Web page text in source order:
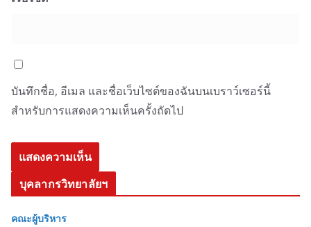
บันทึกชื่อ, อีเมล และชื่อเว็บไซต์ของฉันบนเบราว์เซอร์นี้
สำหรับการแสดงความเห็นครั้งถัดไป
บุคลากรวิทยาลัยฯ
คณะผู้บริหาร